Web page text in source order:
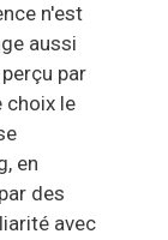
n'est
aussi
par
choix le
en
des
avec